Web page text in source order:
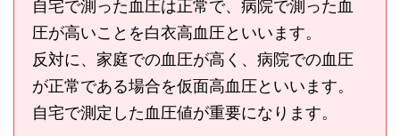
自宅で測った血圧は正常で、病院で測った血
圧が高いことを白衣高血圧といいます。
反対に、家庭での血圧が高く、病院での血圧
が正常である場合を仮面高血圧といいます。
自宅で測定した血圧値が重要になります。